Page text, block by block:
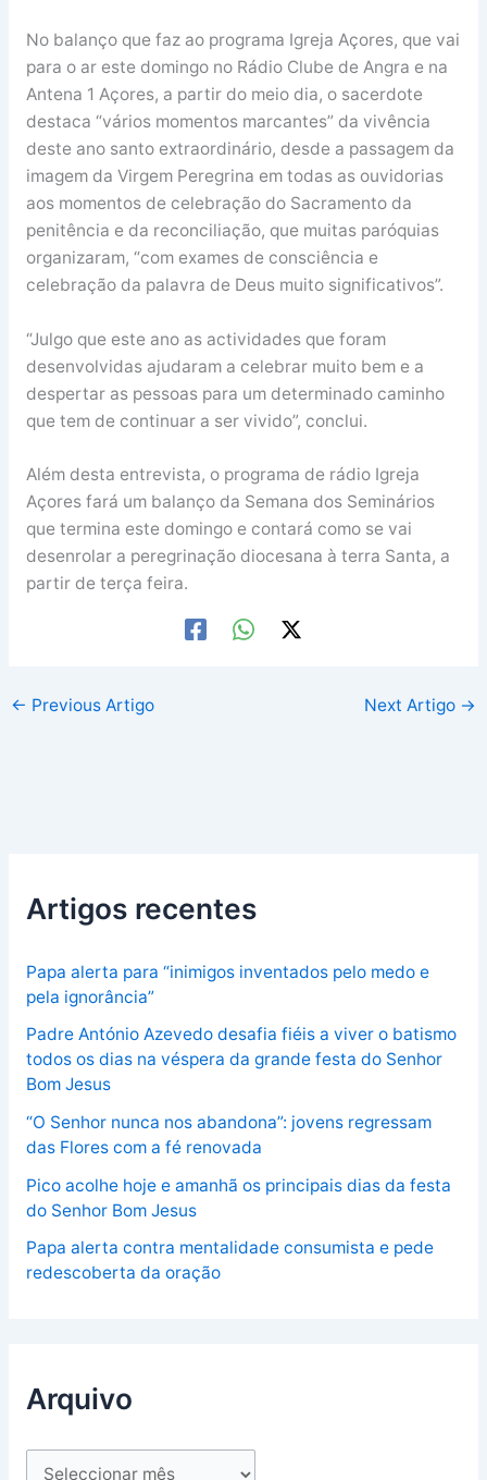
No balanço que faz ao programa Igreja Açores, que vai
para o ar este domingo no Rádio Clube de Angra e na
Antena 1 Açores, a partir do meio dia, o sacerdote
destaca “vários momentos marcantes” da vivência
deste ano santo extraordinário, desde a passagem da
imagem da Virgem Peregrina em todas as ouvidorias
aos momentos de celebração do Sacramento da
penitência e da reconciliação, que muitas paróquias
organizaram, “com exames de consciência e
celebração da palavra de Deus muito significativos”.
“Julgo que este ano as actividades que foram
desenvolvidas ajudaram a celebrar muito bem e a
despertar as pessoas para um determinado caminho
que tem de continuar a ser vivido”, conclui.
Além desta entrevista, o programa de rádio Igreja
Açores fará um balanço da Semana dos Seminários
que termina este domingo e contará como se vai
desenrolar a peregrinação diocesana à terra Santa, a
partir de terça feira.
← Previous Artigo Next Artigo →
Artigos recentes
Papa alerta para “inimigos inventados pelo medo e
pela ignorância”
Padre António Azevedo desafia fiéis a viver o batismo
todos os dias na véspera da grande festa do Senhor
Bom Jesus
“O Senhor nunca nos abandona”: jovens regressam
das Flores com a fé renovada
Pico acolhe hoje e amanhã os principais dias da festa
do Senhor Bom Jesus
Papa alerta contra mentalidade consumista e pede
redescoberta da oração
Arquivo